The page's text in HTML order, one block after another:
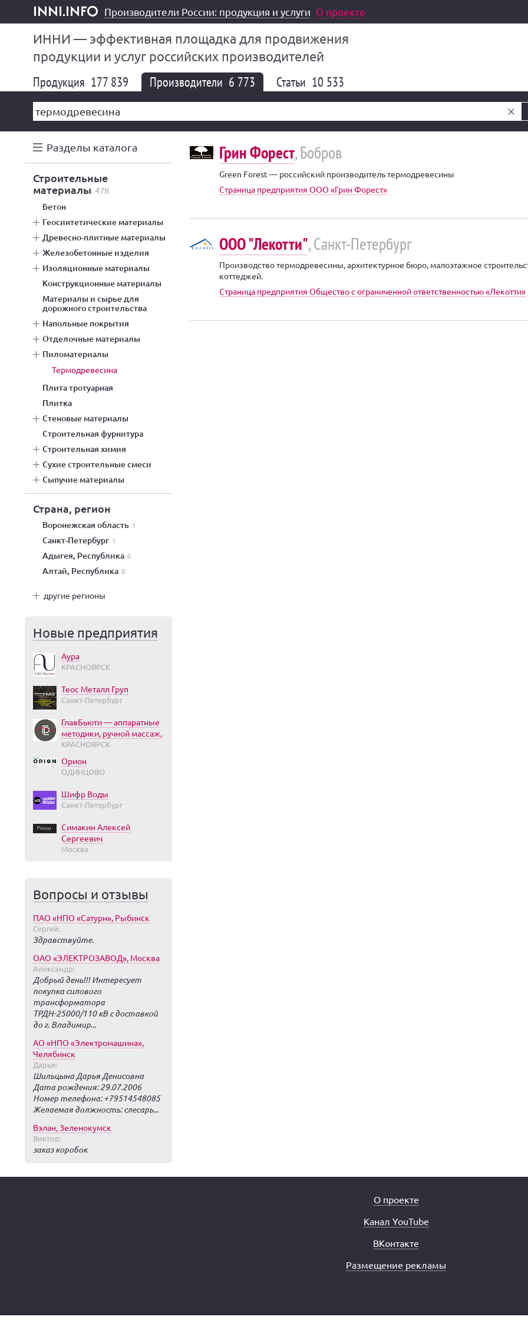
inni.info
Производители России: продукция и услуги О проекте
ИННИ — эффективная площадка для продвижения
продукции и услуг российских производителей
Продукция 177 839 Производители 6 773 Статьи 10 533
Разделы каталога
строительные
материалы 478
бетон
геосинтетические материалы
древесно-плитные материалы
железобетонные изделия
изоляционные материалы
конструкционные материалы
материалы и сырье для
дорожного строительства
напольные покрытия
отделочные материалы
пиломатериалы
термодревесина
плита тротуарная
плитка
стеновые материалы
строительная фурнитура
строительная химия
сухие строительные смеси
сыпучие материалы
Страна, регион
Воронежская область 1
Санкт-Петербург 1
Адыгея, Республика 0
Алтай, Республика 0
другие регионы
Новые предприятия
Аура
КРАСНОЯРСК
Теос Металл Груп
Санкт-Петербург
ГлавБьюти — аппаратные
методики, ручной массаж,
КРАСНОЯРСК
Орион
ОДИНЦОВО
Шифр Воды
Санкт-Петербург
Симакин Алексей
Сергеевич
Москва
Вопросы и отзывы
ПАО «НПО «Сатурн», Рыбинск
Сергей:
Здравствуйте.
ОАО «ЭЛЕКТРОЗАВОД», Москва
Александр:
Добрый день!!! Интересует
покупка силового
трансформатора
ТРДН-25000/110 кВ с доставкой
до г. Владимир...
АО «НПО «Электромашина»,
Челябинск
Дарья:
Шильцына Дарья Денисовна
Дата рождения: 29.07.2006
Номер телефона: +79514548085
Желаемая должность: слесарь...
Вэлан, Зеленокумск
Виктор:
заказ коробок
Грин Форест, Бобров
Green Forest — российский производитель термодревесины
Страница предприятия ООО «Грин Форест»
ООО "Лекотти", Санкт-Петербург
Производство термодревесины, архитектурное бюро, малоэтажное
коттеджей.
Страница предприятия Общество с ограниченной ответственностью «Лекотти»
О проекте
Канал YouTube
ВКонтакте
Размещение рекламы